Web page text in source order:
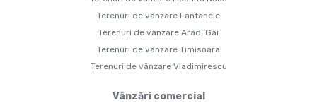
Terenuri de vânzare Fantanele
Terenuri de vânzare Arad, Gai
Terenuri de vânzare Timisoara
Terenuri de vânzare Vladimirescu
Vânzări comercial